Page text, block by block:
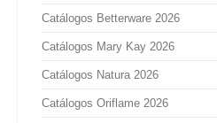
Catálogos Betterware 2026
Catálogos Mary Kay 2026
Catálogos Natura 2026
Catálogos Oriflame 2026